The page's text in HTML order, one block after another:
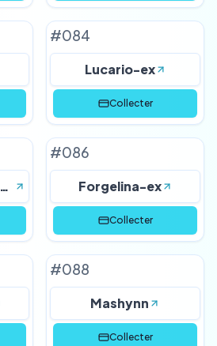
#084
Lucario-ex
Collecter
Terraiste de Paldea-ex
#086
Forgelina-ex
Collecter
#088
Mashynn
Collecter